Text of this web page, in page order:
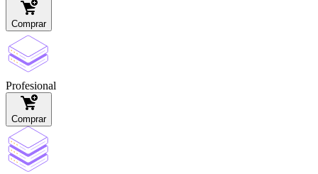
Comprar
Profesional
Comprar